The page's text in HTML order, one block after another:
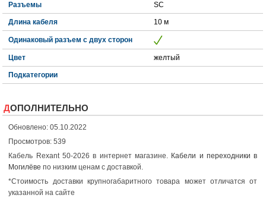
Разъемы SC
Длина кабеля 10 м
Одинаковый разъем с двух сторон
Цвет желтый
Подкатегории
ДОПОЛНИТЕЛЬНО
Обновлено: 05.10.2022
Просмотров: 539
Кабель Rexant 50-2026 в интернет магазине. Кабели и переходники в
Могилёве по низким ценам с доставкой.
*Стоимость доставки крупногабаритного товара может отличатся от
указанной на сайте